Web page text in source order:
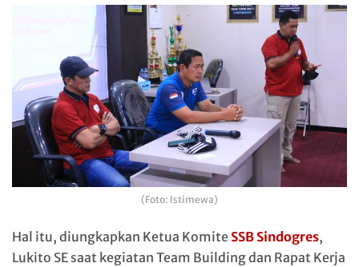
(Foto: Istimewa)
Hal itu, diungkapkan Ketua Komite SSB Sindogres,
Lukito SE saat kegiatan Team Building dan Rapat Kerja